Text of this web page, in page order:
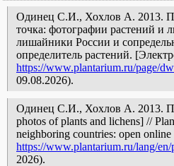
Одинец С.И., Хохлов А. 2013.
точка: фотографии растений и
лишайники России и
определитель растений.
https://www.plantarium.ru/page/
09.08.2026).
Одинец С.И., Хохлов А. 2013.
photos of plants and lichens] //
neighboring countries: open
https://www.plantarium.ru/lang/
2026).